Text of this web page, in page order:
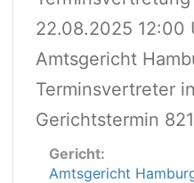
22.08.2025 12:00
Amtsgericht
Terminsvertreter
Gerichtstermin
Gericht:
Amtsgericht